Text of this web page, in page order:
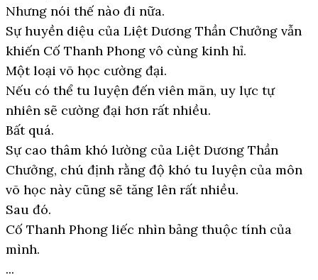
Nhưng nói thế nào đi nữa.
Sự huyền diệu của Liệt Dương Thần Chưởng vẫn
khiến Cố Thanh Phong vô cùng kinh hỉ.
Một loại võ học cường đại.
Nếu có thể tu luyện đến viên mãn, uy lực tự
nhiên sẽ cường đại hơn rất nhiều.
Bất quá.
Sự cao thâm khó lường của Liệt Dương Thần
Chưởng, chú định rằng độ khó tu luyện của môn
võ học này cũng sẽ tăng lên rất nhiều.
Sau đó.
Cố Thanh Phong liếc nhìn bảng thuộc tính của
mình.
...